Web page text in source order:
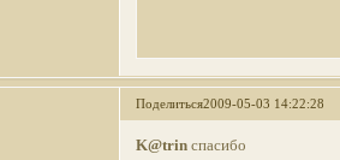
Поделиться2009-05-03 14:22:28
K@trin спасибо